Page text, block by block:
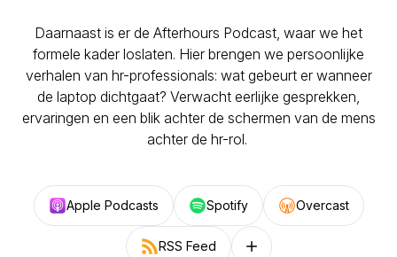
Daarnaast is er de Afterhours Podcast, waar we het
formele kader loslaten. Hier brengen we persoonlijke
verhalen van hr-professionals: wat gebeurt er wanneer
de laptop dichtgaat? Verwacht eerlijke gesprekken,
ervaringen en een blik achter de schermen van de mens
achter de hr-rol.
Apple Podcasts Spotify Overcast
RSS Feed Follow on other platforms